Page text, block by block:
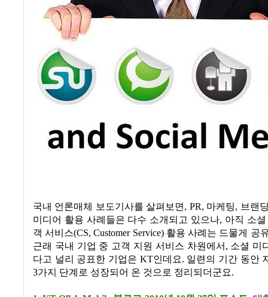
국내 언론매체 보도기사를 살펴보면, PR, 마케팅, 브랜
미디어 활용 사례들은 다수 소개되고 있으나, 아직 소
객 서비스(CS, Customer Service) 활용 사례는 드물게 공
근래 국내 기업 중 고객 지원 서비스 차원에서 , 소셜 미
다고 널리 공표한 기업은 KT인데요. 일련의 기간 동안
3가지 단계로 성장되어 온 것으로 정리되더군요.